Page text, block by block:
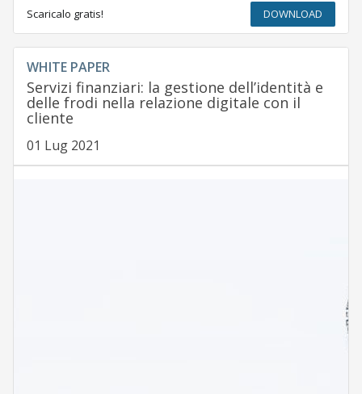
Scaricalo gratis! DOWNLOAD
WHITE PAPER
Servizi finanziari: la gestione dell’identità e
delle frodi nella relazione digitale con il
cliente
01 Lug 2021